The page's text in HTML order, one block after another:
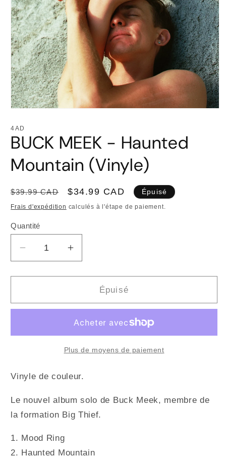
média
dans
une
fenêtre
modale
4AD
BUCK MEEK - Haunted
Mountain (Vinyle)
Prix
habituel
$39.99 CAD
Prix
promotionnel
$34.99 CAD Épuisé
Frais d'expédition calculés à l'étape de paiement.
Quantité
Quantité
Réduire
la
quantité
BUCK
Haunted
Mountain
Augmenter
la
quantité
BUCK
Haunted
Mountain
Épuisé
Plus de moyens de paiement
Vinyle de couleur.
Le nouvel album solo de Buck Meek, membre de
la formation Big Thief.
1. Mood Ring
2. Haunted Mountain